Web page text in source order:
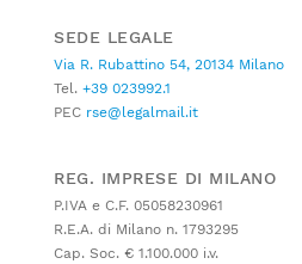
SEDE LEGALE
Via R. Rubattino 54, 20134 Milano
Tel. +39 023992.1
PEC rse@legalmail.it
REG. IMPRESE DI MILANO
P.IVA e C.F. 05058230961
R.E.A. di Milano n. 1793295
Cap. Soc. € 1.100.000 i.v.